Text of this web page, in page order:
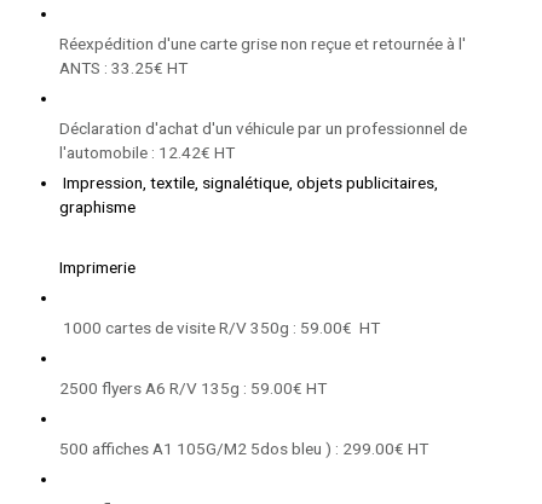
Réexpédition d'une carte grise non reçue et retournée à l'
ANTS : 33.25€ HT
Déclaration d'achat d'un véhicule par un professionnel de
l'automobile : 12.42€ HT
Impression, textile, signalétique, objets publicitaires,
graphisme
Imprimerie
1000 cartes de visite R/V 350g : 59.00€ HT
2500 flyers A6 R/V 135g : 59.00€ HT
500 affiches A1 105G/M2 5dos bleu ) : 299.00€ HT